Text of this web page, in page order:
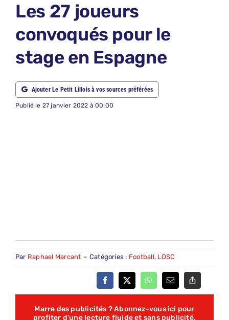
Les 27 joueurs
convoqués pour le
stage en Espagne
Ajouter Le Petit Lillois à vos sources préférées
Publié le 27 janvier 2022 à 00:00
Par Raphael Marcant - Catégories : Football, LOSC
Marre des publicités ? Abonnez-vous ici pour
profiter d’une lecture fluide et sans publicité,